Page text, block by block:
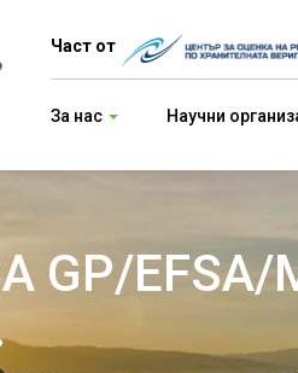
Част от
За нас Научни
GP/